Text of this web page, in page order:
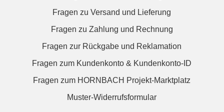
Fragen zu Versand und Lieferung
Fragen zu Zahlung und Rechnung
Fragen zur Rückgabe und Reklamation
Fragen zum Kundenkonto & Kundenkonto-ID
Fragen zum HORNBACH Projekt-Marktplatz
Muster-Widerrufsformular